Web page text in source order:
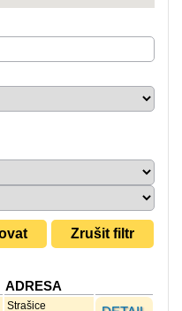
ADRESA
Strašice